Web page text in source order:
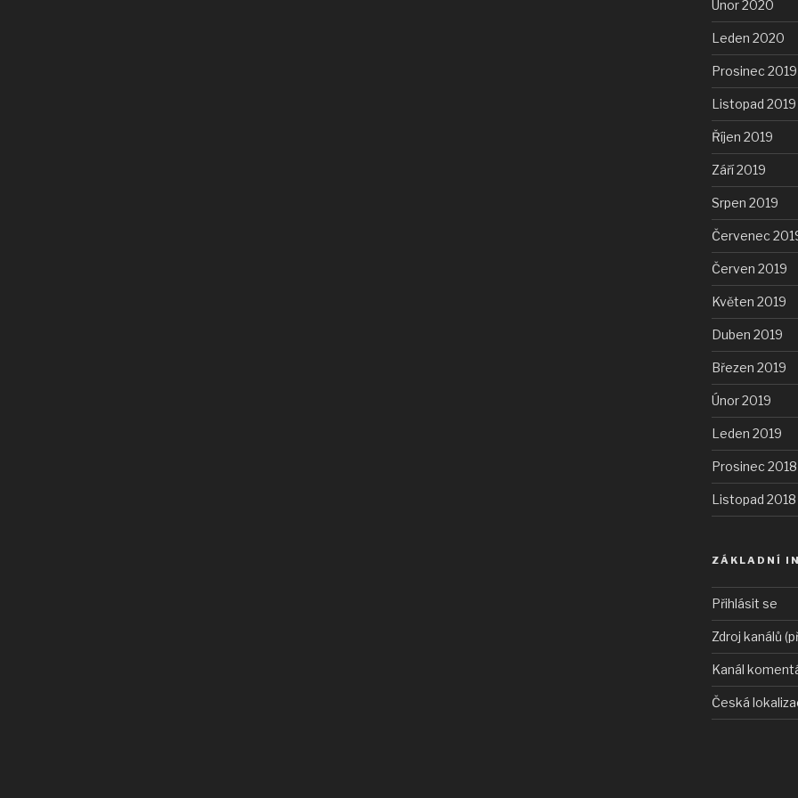
Únor 2020
Leden 2020
Prosinec 2019
Listopad 2019
Říjen 2019
Září 2019
Srpen 2019
Červenec
Červen 2019
Květen 2019
Duben 2019
Březen 2019
Únor 2019
Leden 2019
Prosinec 2018
Listopad 2018
ZÁKLADNÍ
Přihlásit se
Zdroj kanálů
Kanál
Česká